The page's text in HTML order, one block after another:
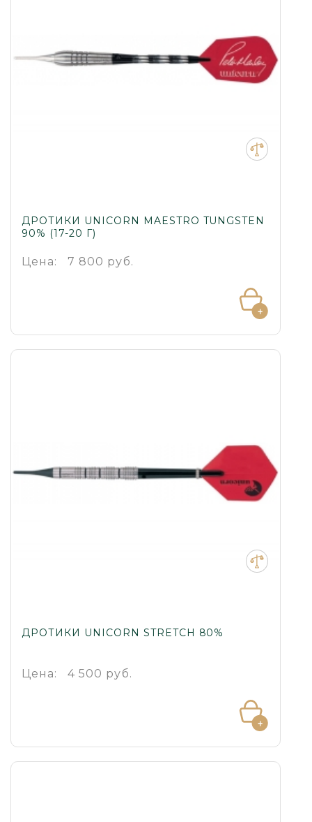
ДРОТИКИ UNICORN MAESTRO TUNGSTEN
90% (17-20 Г)
Цена: 7 800 руб.
ДРОТИКИ UNICORN STRETCH 80%
Цена: 4 500 руб.